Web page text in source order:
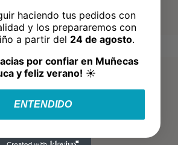
haciendo tus pedidos con
y los prepararemos con
a partir del 24 de agosto.
por confiar en Muñecas
y feliz verano! ☀️
ENTENDIDO